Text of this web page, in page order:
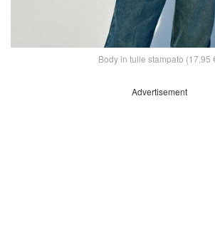
Body in tulle stampato (17,95
Advertisement